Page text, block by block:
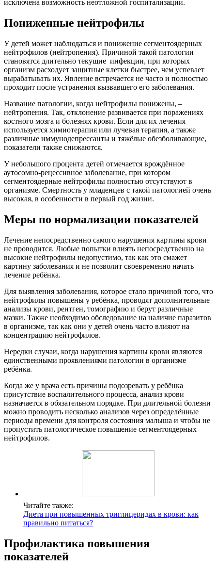
исключена возможность неотложной госпитализации.
Пониженные нейтрофилы
У детей может наблюдаться и понижение сегментоядерных
нейтрофилов (нейтропения). Причиной такой патологии
становятся длительно текущие инфекции, при которых
организм расходует защитные клетки быстрее, чем успевает
вырабатывать их. Явление встречается не часто и полностью
проходит после устранения вызвавшего его заболевания.
Название патологии, когда нейтрофилы понижены, –
нейтропения. Так, отклонение развивается при поражениях
костного мозга и болезнях крови. Если для их лечения
используется химиотерапия или лучевая терапия, а также
различные иммунодепрессанты и тяжёлые обезболивающие,
показатели также снижаются.
У небольшого процента детей отмечается врождённое
аутосомно-рецессивное заболевание, при котором
сегментоядерные нейтрофилы полностью отсутствуют в
организме. Смертность у младенцев с такой патологией очень
высокая, в особенности в первый год жизни.
Меры по нормализации показателей
Лечение непосредственно самого нарушения картины крови
не проводится. Любые попытки влиять непосредственно на
высокие нейтрофилы недопустимо, так как это смажет
картину заболевания и не позволит своевременно начать
лечение ребёнка.
Для выявления заболевания, которое стало причиной того, что
нейтрофилы повышены у ребёнка, проводят дополнительные
анализы крови, рентген, томографию и берут различные
мазки. Также необходимо обследование на наличие паразитов
в организме, так как они у детей очень часто влияют на
концентрацию нейтрофилов.
Нередки случаи, когда нарушения картины крови являются
единственными проявлениями патологии в организме
ребёнка.
Когда же у врача есть причины подозревать у ребёнка
присутствие воспалительного процесса, анализ крови
назначается в обязательном порядке. При длительной болезни
можно проводить несколько анализов через определённые
периоды времени для контроля состояния малыша и чтобы не
пропустить патологическое повышение сегментоядерных
нейтрофилов.
Читайте также:
Диета при повышенных триглицеридах в крови: как
правильно питаться?
Профилактика повышения
показателей